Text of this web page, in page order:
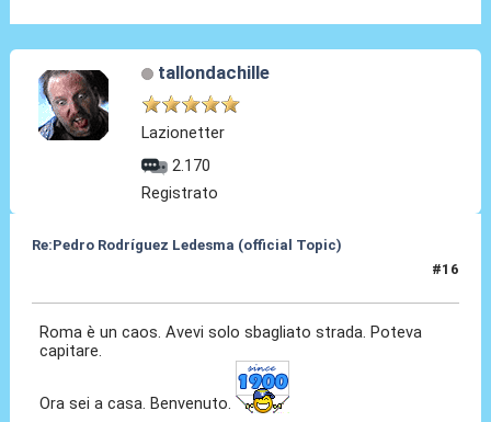
tallondachille
Lazionetter
2.170
Registrato
Re:Pedro Rodríguez Ledesma (official Topic)
#16
Roma è un caos. Avevi solo sbagliato strada. Poteva
capitare.
Ora sei a casa. Benvenuto.